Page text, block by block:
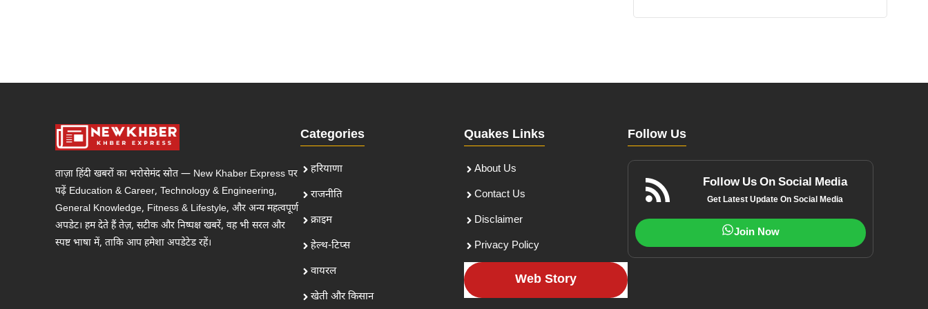
ताज़ा हिंदी खबरों का भरोसेमंद स्रोत — New Khaber Express पर
पढ़ें Education & Career, Technology & Engineering,
General Knowledge, Fitness & Lifestyle, और अन्य महत्वपूर्ण
अपडेट। हम देते हैं तेज़, सटीक और निष्पक्ष खबरें, वह भी सरल और
स्पष्ट भाषा में, ताकि आप हमेशा अपडेटेड रहें।
Categories
हरियाणा
राजनीति
क्राइम
हेल्थ-टिप्स
वायरल
खेती और किसान
Quakes Links
About Us
Contact Us
Disclaimer
Privacy Policy
Web Story
Follow Us
Follow Us On Social Media
Get Latest Update On Social Media
Join Now